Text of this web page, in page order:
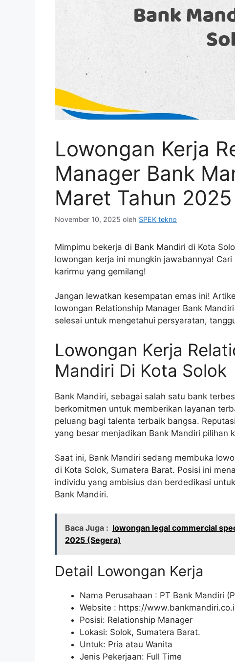
Lowongan Kerja
Manager Bank
Maret Tahun
November 10, 2025 oleh SPEK tekno
Mimpimu bekerja di Bank Mandiri di Kota
lowongan kerja ini mungkin jawabannya!
karirmu yang gemilang!
Jangan lewatkan kesempatan emas ini!
lowongan Relationship Manager Bank
selesai untuk mengetahui persyaratan,
Lowongan Kerja
Mandiri Di Kota Solok
Bank Mandiri, sebagai salah satu bank
berkomitmen untuk memberikan layanan
peluang bagi talenta terbaik bangsa.
yang besar menjadikan Bank Mandiri pilihan
Saat ini, Bank Mandiri sedang membuka
di Kota Solok, Sumatera Barat. Posisi ini
individu yang ambisius dan berdedikasi
Bank Mandiri.
Baca Juga : lowongan legal commercial
2025 (Segera)
Detail Lowongan Kerja
Nama Perusahaan : PT Bank Mandiri
Website : https://
Posisi: Relationship Manager
Lokasi: Solok, Sumatera Barat.
Untuk: Pria atau Wanita
Jenis Pekerjaan: Full Time